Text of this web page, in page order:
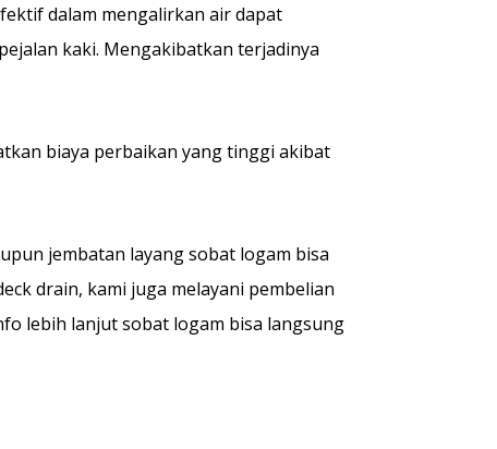
dalam mengalirkan air dapat
kaki. Mengakibatkan terjadinya
biaya perbaikan yang tinggi akibat
jembatan layang sobat logam bisa
drain, kami juga melayani pembelian
lebih lanjut sobat logam bisa langsung